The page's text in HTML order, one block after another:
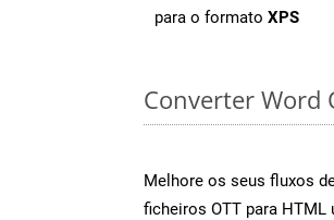
para o formato XPS
Converter Word
Melhore os seus fluxos
ficheiros OTT para